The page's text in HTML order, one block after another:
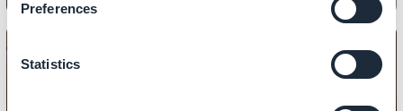
Preferences
Statistics